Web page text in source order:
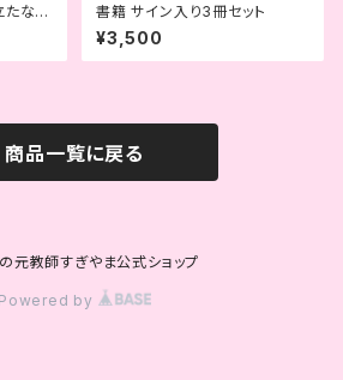
ない
ども
書籍 サイン入り3冊セット
¥3,500
商品一覧に戻る
元教師すぎやま公式ショップ
Powered by